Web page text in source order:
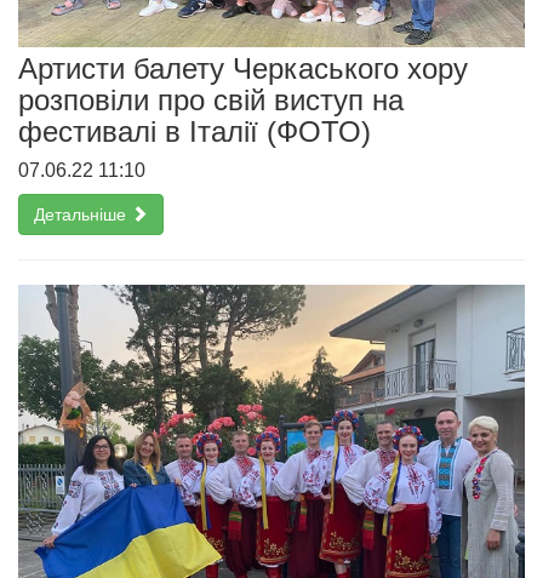
Артисти балету Черкаського хору
розповіли про свій виступ на
фестивалі в Італії (ФОТО)
07.06.22 11:10
Детальніше